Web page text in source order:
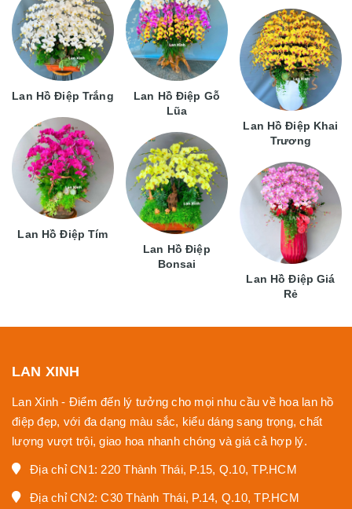
Lan Hồ Điệp Trắng
Lan Hồ Điệp Tím
Lan Hồ Điệp Gỗ
Lũa
Lan Hồ Điệp
Bonsai
Lan Hồ Điệp Khai
Trương
Lan Hồ Điệp Giá
Rẻ
LAN XINH
Lan Xinh - Điểm đến lý tưởng cho mọi nhu cầu về hoa lan hồ
điệp đẹp, với đa dạng màu sắc, kiểu dáng sang trọng, chất
lượng vượt trội, giao hoa nhanh chóng và giá cả hợp lý.
Địa chỉ CN1: 220 Thành Thái, P.15, Q.10, TP.HCM
Địa chỉ CN2: C30 Thành Thái, P.14, Q.10, TP.HCM